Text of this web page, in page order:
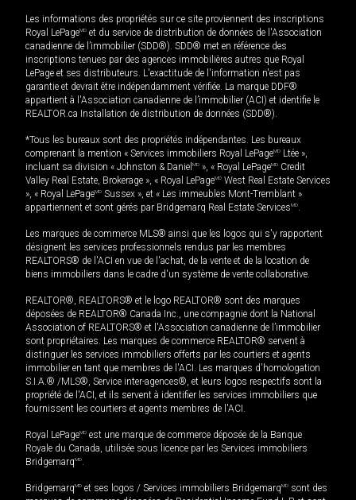
Les informations des propriétés sur ce site proviennent des inscriptions
Royal LePageMD et du service de distribution de données de l'Association
canadienne de l’immobilier (SDD®). SDD® met en référence des
inscriptions tenues par des agences immobilières autres que Royal
LePage et ses distributeurs. L'exactitude de l'information n'est pas
garantie et devrait être indépendamment vérifiée. La marque DDF®
appartient à l'Association canadienne de l’immobilier (ACI) et identifie le
REALTOR.ca Installation de distribution de données (SDD®).
*Tous les bureaux sont des propriétés indépendantes. Les bureaux
comprenant la mention « Services immobiliers Royal LePageMD Ltée »,
incluant sa division « Johnston & Daniel MD », « Royal LePageMD Credit
Valley Real Estate, Brokerage », « Royal LePageMD West Real Estate Services
», « Royal LePageMD Sussex », et « Les immeubles Mont-Tremblant »
appartiennent et sont gérés par Bridgemarq Real Estate ServicesMD.
Les marques de commerce MLS® ainsi que les logos qui s'y rapportent
désignent les services professionnels rendus par les membres
REALTORS® de l'ACI en vue de l'achat, de la vente et de la location de
biens immobiliers dans le cadre d'un système de vente collaborative.
REALTOR®, REALTORS® et le logo REALTOR® sont des marques
déposées de REALTOR® Canada Inc., une compagnie dont la National
Association of REALTORS® et l'Association canadienne de l’immobilier
sont propriétaires. Les marques de commerce REALTOR® servent à
distinguer les services immobiliers offerts par les courtiers et agents
immobilier en tant que membres de l'ACI. Les marques d'homologation
S.I.A.® /MLS®, Service inter-agences®, et leurs logos respectifs sont la
propriété de l'ACI, et ils servent à identifier les services immobiliers que
fournissent les courtiers et agents membres de l'ACI.
Royal LePageMD est une marque de commerce déposée de la Banque
Royale du Canada, utilisée sous licence par les Services immobiliers
BridgemarqMD.
BridgemarqMD et ses logos / Services immobiliers BridgemarqMD sont des